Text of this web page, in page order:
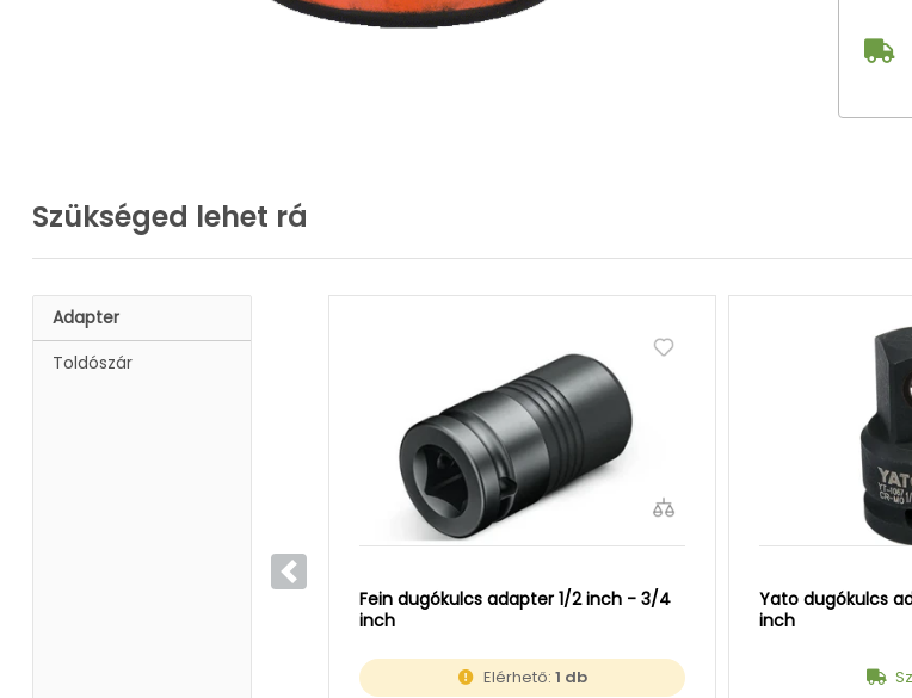
Szükséged lehet rá
Adapter
Toldószár
Előző
Fein dugókulcs adapter 1/2 inch - 3/4
inch
Elérhető:1 db
Yato dugókulcs
inch